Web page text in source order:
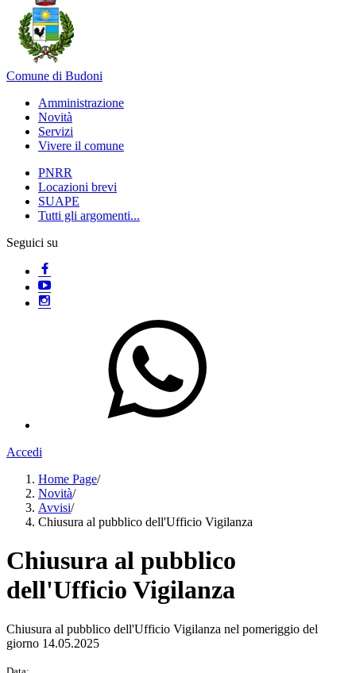
Comune di Budoni
Amministrazione
Novità
Servizi
Vivere il comune
PNRR
Locazioni brevi
SUAPE
Tutti gli argomenti...
Seguici su
Accedi
Home Page/
Novità/
Avvisi/
Chiusura al pubblico dell'Ufficio Vigilanza
Chiusura al pubblico
dell'Ufficio Vigilanza
Chiusura al pubblico dell'Ufficio Vigilanza nel pomeriggio del
giorno 14.05.2025